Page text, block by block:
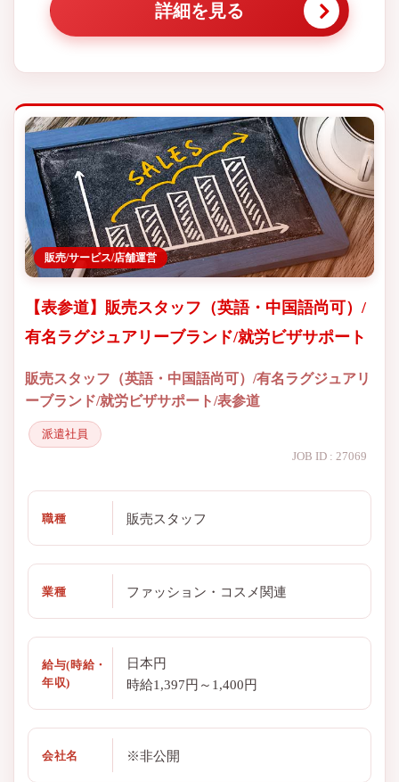
詳細を見る
販売/サービス/店舗運営
【表参道】販売スタッフ（英語・中国語尚可）/
有名ラグジュアリーブランド/就労ビザサポート
販売スタッフ（英語・中国語尚可）/有名ラグジュアリ
ーブランド/就労ビザサポート/表参道
派遣社員
JOB ID : 27069
職種 販売スタッフ
業種 ファッション・コスメ関連
給与(時給・
年収)
日本円
時給1,397円～1,400円
会社名 ※非公開